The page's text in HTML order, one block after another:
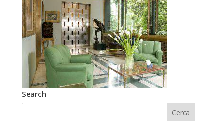
Search